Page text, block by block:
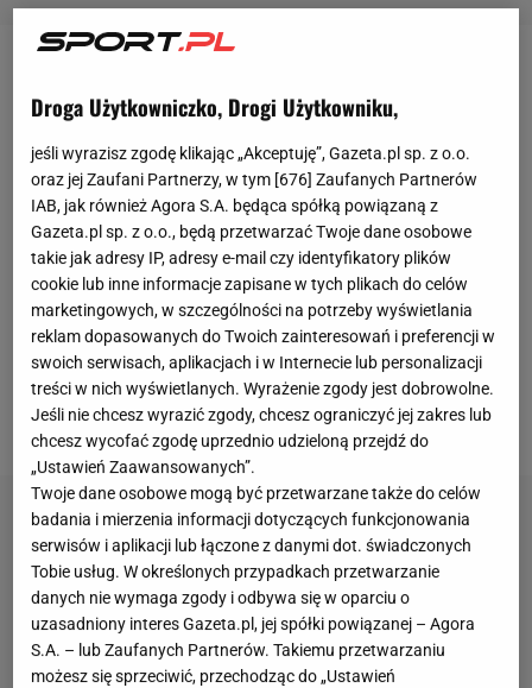
Mazowiecki utrzymywała się w strefie barażowej w I
lidzei mogła marzyć o walce o Ekstraklasę. Spadek
formy nastąpił 20 marca, gdy Pogoń przegrała 0:3 z
Górnikiem Łęczna. Od tamtej pory zespół Piotra
Stokowca odnotował trzy remisy i pięć porażek.
Ostatecznie Pogoń zakończyła sezon na jedenastym
miejscu, a 25 maja br. Stokowiec rozstał się z
klubem. Teraz Pogoń otrzymała nieoczekiwany cios
od Komisji ds. Licencji Klubowych wPolskim
Związku Piłki Nożnej.
Droga Użytkowniczko, Drogi Użytkowniku,
jeśli wyrazisz zgodę klikając „Akceptuję”, Gazeta.pl sp. z o.o.
oraz jej Zaufani Partnerzy, w tym [676] Zaufanych Partnerów
IAB, jak również Agora S.A. będąca spółką powiązaną z
Gazeta.pl sp. z o.o., będą przetwarzać Twoje dane osobowe
takie jak adresy IP, adresy e-mail czy identyfikatory plików
cookie lub inne informacje zapisane w tych plikach do celów
marketingowych, w szczególności na potrzeby wyświetlania
reklam dopasowanych do Twoich zainteresowań i preferencji w
swoich serwisach, aplikacjach i w Internecie lub personalizacji
treści w nich wyświetlanych. Wyrażenie zgody jest dobrowolne.
Jeśli nie chcesz wyrazić zgody, chcesz ograniczyć jej zakres lub
chcesz wycofać zgodę uprzednio udzieloną przejdź do
„Ustawień Zaawansowanych”.
Twoje dane osobowe mogą być przetwarzane także do celów
badania i mierzenia informacji dotyczących funkcjonowania
serwisów i aplikacji lub łączone z danymi dot. świadczonych
Tobie usług. W określonych przypadkach przetwarzanie
danych nie wymaga zgody i odbywa się w oparciu o
uzasadniony interes Gazeta.pl, jej spółki powiązanej – Agora
S.A. – lub Zaufanych Partnerów. Takiemu przetwarzaniu
możesz się sprzeciwić, przechodząc do „Ustawień